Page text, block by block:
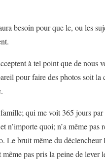
besoin pour que le, ou les
à tel point que de nous
pour faire des photos soit la
qui me voit 365 jours par
n’importe quoi; n’a même pas
Le bruit même du déclencheur
même pas pris la peine de lever